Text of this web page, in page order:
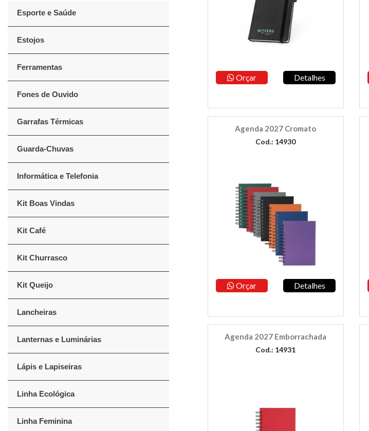
Esporte e Saúde
Estojos
Ferramentas
Fones de Ouvido
Garrafas Térmicas
Guarda-Chuvas
Informática e Telefonia
Kit Boas Vindas
Kit Café
Kit Churrasco
Kit Queijo
Lancheiras
Lanternas e Luminárias
Lápis e Lapiseiras
Linha Ecológica
Linha Feminina
Orçar Detalhes
Agenda 2027 Cromato
Cod.: 14930
Orçar Detalhes
Agenda 2027 Emborrachada
Cod.: 14931